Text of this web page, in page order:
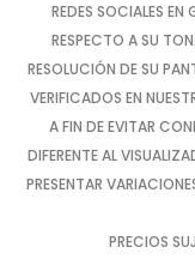
REDES SOCIALES EN
RESPECTO A SU
RESOLUCIÓN DE SU
VERIFICADOS EN
A FIN DE EVITAR
DIFERENTE AL
PRESENTAR
PRECIOS